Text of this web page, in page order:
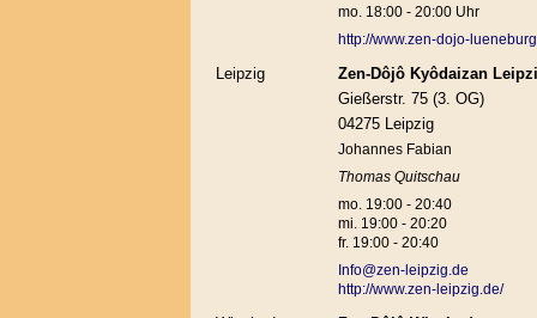
mo. 18:00 - 20:00 Uhr
http://www.zen-dojo-
Leipzig
Zen-Dôjô Kyôdaizan
Gießerstr. 75 (3. OG)
04275 Leipzig
Johannes Fabian
Thomas Quitschau
mo. 19:00 - 20:40
mi. 19:00 - 20:20
fr. 19:00 - 20:40
Info@zen-leipzig.de
http://www.zen-leipzig.de/